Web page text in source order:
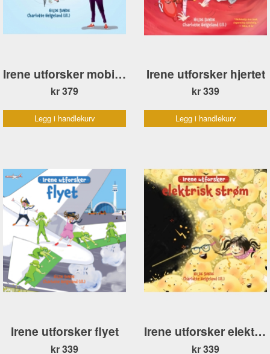
Irene utforsker mobiltelefonen
kr 379
Legg i handlekurv
Irene utforsker hjertet
kr 339
Legg i handlekurv
Irene utforsker flyet
kr 339
Irene utforsker elektrisk strøm
kr 339